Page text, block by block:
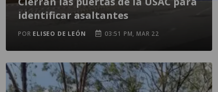
identificar asaltantes
POR ELISEO DE LEÓN 03:51 PM, MAR 22